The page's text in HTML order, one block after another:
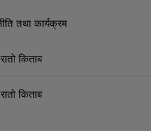
तथा कार्यक्रम
किताब
किताब